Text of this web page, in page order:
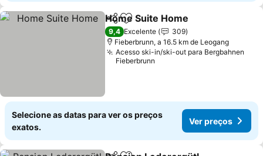
PartilharAdicionar aos favoritos
Home Suite Home
9,4 Excelente
309
Fieberbrunn, a 16.5 km de Leogang
Acesso ski-in/ski-out para Bergbahnen
Fieberbrunn
Selecione as datas para ver os preços
exatos.
Ver preços